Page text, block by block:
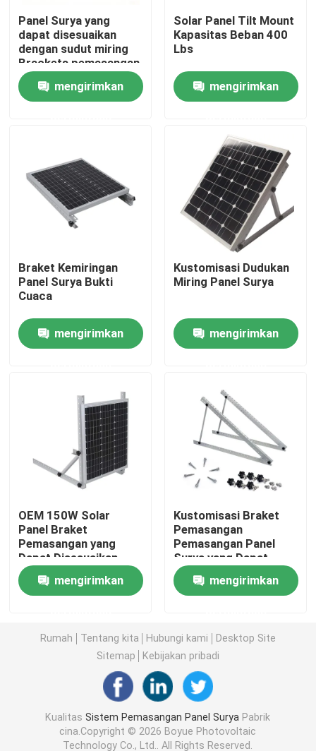
Rumah
Produk
Tentang kami
Tur Pabrik
Hubungi kami
Permintaan Penawaran
Braket Pemasangan Panel Surya
Klem Pemasangan Panel Surya
Rel Pemasangan Panel Surya
Penjepit Tengah Panel Surya
Kit Sambungan Rel
Dudukan Miring Panel Surya
Kait Atap Surya
Panel Surya yang
dapat disesuaikan
dengan sudut miring
Brackets pemasangan
miring Panel Surya PV
dinding mount untuk
dinding lantai atap
mengirimkan
Solar Panel Tilt Mount
Kapasitas Beban 400
Lbs
mengirimkan
Braket Kemiringan
Panel Surya Bukti
Cuaca
mengirimkan
Kustomisasi Dudukan
Miring Panel Surya
mengirimkan
OEM 150W Solar
Panel Braket
Pemasangan yang
Dapat Disesuaikan
Instalasi Mudah
mengirimkan
Kustomisasi Braket
Pemasangan
Pemasangan Panel
Surya yang Dapat
Disesuaikan Lipat Kaki
Miring mengirimkan
Rumah Tentang kita Hubungi kami
Desktop Site
Sitemap
Kebijakan pribadi
KualitasSistem Pemasangan Panel Surya Pabrik
cina.Copyright © 2026 Boyue Photovoltaic
Technology Co., Ltd.. All Rights Reserved.